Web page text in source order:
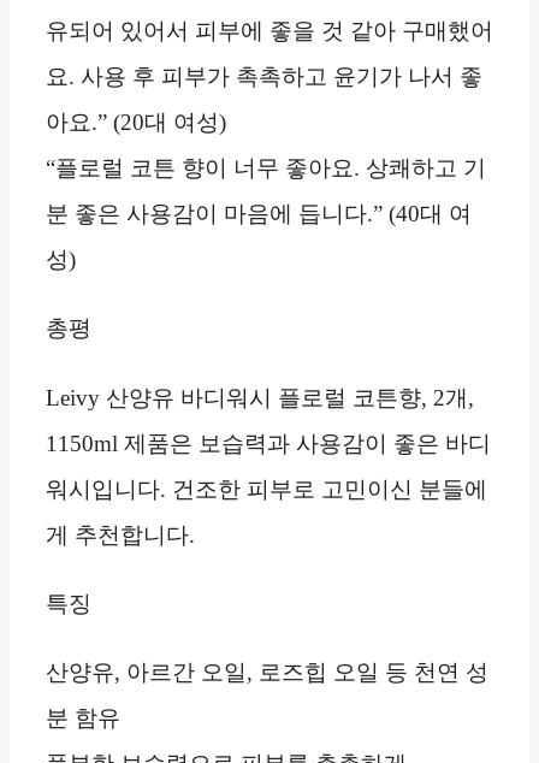
유되어 있어서 피부에 좋을 것 같아 구매했어
요. 사용 후 피부가 촉촉하고 윤기가 나서 좋
아요.” (20대 여성)
“플로럴 코튼 향이 너무 좋아요. 상쾌하고 기
분 좋은 사용감이 마음에 듭니다.” (40대 여
성)
총평
Leivy 산양유 바디워시 플로럴 코튼향, 2개,
1150ml 제품은 보습력과 사용감이 좋은 바디
워시입니다. 건조한 피부로 고민이신 분들에
게 추천합니다.
특징
산양유, 아르간 오일, 로즈힙 오일 등 천연 성
분 함유